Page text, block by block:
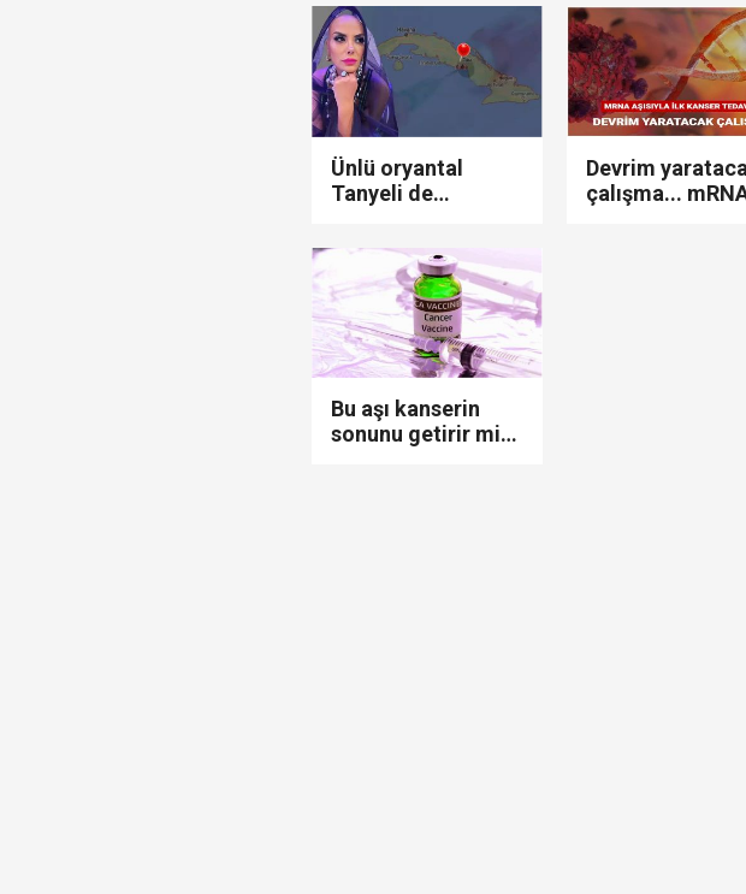
Devlet Bahçeli'den 'devlet projesi' çıkışı:
Trabzonspor, KAP'a bildirdi... Mohamed
İzmir Büyükşehir Belediyesi'nde
Protesto oylar araştırmaya damga
Ünlü oryantal
Tanyeli de
demişti! Küba aşısı
kanseri bitiriyor
mu?
Devrim
çalışma...
Bu aşı kanserin
sonunu getirir mi?